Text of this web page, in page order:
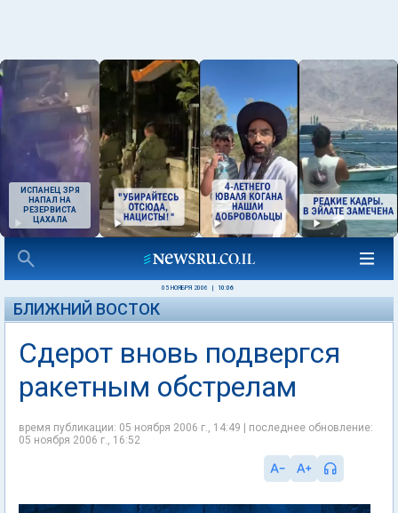
ИСПАНЕЦ ЗРЯ
НАПАЛ НА
РЕЗЕРВИСТА
ЦАХАЛА
05 НОЯБРЯ 2006 10:06
БЛИЖНИЙ ВОСТОК
Сдерот вновь подвергся
ракетным обстрелам
время публикации: 05 ноября 2006 г., 14:49 | последнее обновление:
05 ноября 2006 г., 16:52